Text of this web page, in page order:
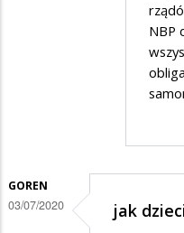
NBP
GOREN
03/07/2020 jak